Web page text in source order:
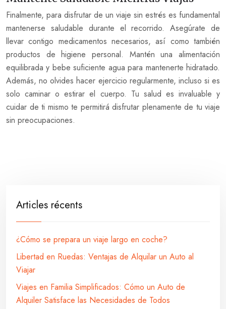
Finalmente, para disfrutar de un viaje sin estrés es fundamental
mantenerse saludable durante el recorrido. Asegúrate de
llevar contigo medicamentos necesarios, así como también
productos de higiene personal. Mantén una alimentación
equilibrada y bebe suficiente agua para mantenerte hidratado.
Además, no olvides hacer ejercicio regularmente, incluso si es
solo caminar o estirar el cuerpo. Tu salud es invaluable y
cuidar de ti mismo te permitirá disfrutar plenamente de tu viaje
sin preocupaciones.
Articles récents
¿Cómo se prepara un viaje largo en coche?
Libertad en Ruedas: Ventajas de Alquilar un Auto al
Viajar
Viajes en Familia Simplificados: Cómo un Auto de
Alquiler Satisface las Necesidades de Todos